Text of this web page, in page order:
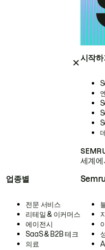
시작하
세계
업종별
전문 서비스
리테일 & 이커머스
에이전시
SaaS & B2B 테크
의료